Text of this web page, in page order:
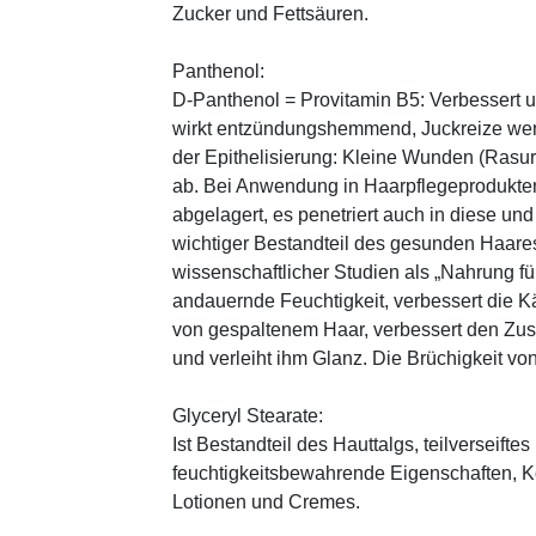
Zucker und Fettsäuren.
Panthenol:
D-Panthenol = Provitamin B5: Verbessert
wirkt entzündungshemmend, Juckreize
der Epithelisierung: Kleine Wunden
ab. Bei Anwendung in
abgelagert, es penetriert auch in diese
wichtiger Bestandteil des gesunden
wissenschaftlicher Studien als „Nahrung
andauernde Feuchtigkeit, verbessert die
von gespaltenem Haar, verbessert den
und verleiht ihm Glanz. Die Brüchigkeit
Glyceryl Stearate:
Ist Bestandteil des Hauttalgs,
feuchtigkeitsbewahrende Eigenschaften,
Lotionen und Cremes.